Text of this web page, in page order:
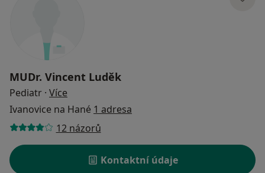
MUDr. Vincent Luděk
Pediatr · Více
Ivanovice na Hané 1 adresa
12 názorů
Kontaktní údaje